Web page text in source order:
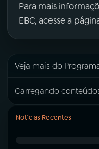
Para mais
EBC, acesse a
Veja mais do
Carregando
Notícias Recentes